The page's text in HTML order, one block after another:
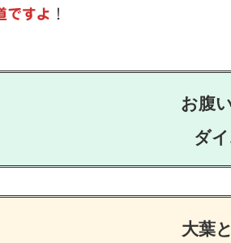
ですよ ！
お腹
ダ
大葉